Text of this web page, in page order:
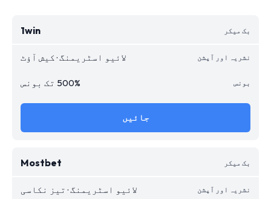
1win
لائیو اسٹریمنگ · کیش آؤٹ
500% تک بونس
جائیں
Mostbet
لائیو اسٹریمنگ · تیز نکاسی